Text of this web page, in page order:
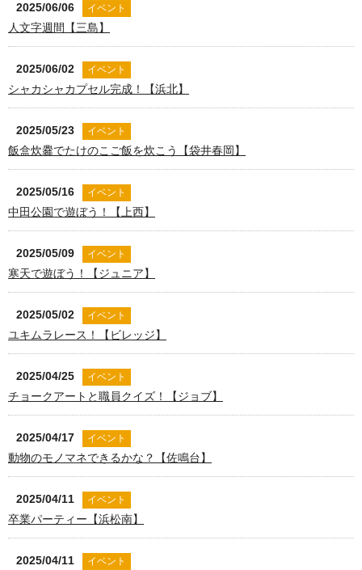
2025/06/06 イベント
人文字週間【三島】
2025/06/02 イベント
シャカシャカプセル完成！【浜北】
2025/05/23 イベント
飯盒炊爨でたけのこご飯を炊こう【袋井春岡】
2025/05/16 イベント
中田公園で遊ぼう！【上西】
2025/05/09 イベント
寒天で遊ぼう！【ジュニア】
2025/05/02 イベント
ユキムラレース！【ビレッジ】
2025/04/25 イベント
チョークアートと職員クイズ！【ジョブ】
2025/04/17 イベント
動物のモノマネできるかな？【佐鳴台】
2025/04/11 イベント
卒業パーティー【浜松南】
2025/04/11 イベント